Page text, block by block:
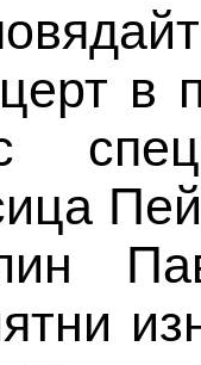
в